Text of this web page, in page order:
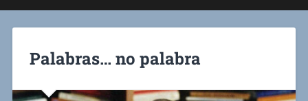
Palabras… no palabra